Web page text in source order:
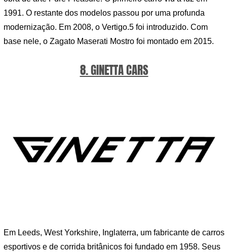
1991. O restante dos modelos passou por uma profunda
modernização. Em 2008, o Vertigo.5 foi introduzido. Com
base nele, o Zagato Maserati Mostro foi montado em 2015.
8. GINETTA CARS
Em Leeds, West Yorkshire, Inglaterra, um fabricante de carros
esportivos e de corrida britânicos foi fundado em 1958. Seus